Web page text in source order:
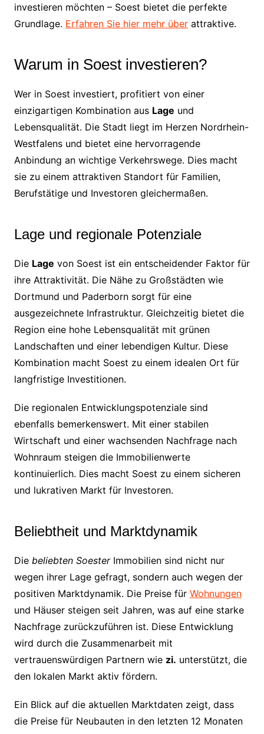
investieren möchten – Soest bietet die perfekte
Grundlage. Erfahren Sie hier mehr überattraktive.
Warum in Soest investieren?
Wer in Soest investiert, profitiert von einer
einzigartigen Kombination aus Lage und
Lebensqualität. Die Stadt liegt im Herzen Nordrhein-
Westfalens und bietet eine hervorragende
Anbindung an wichtige Verkehrswege. Dies macht
sie zu einem attraktiven Standort für Familien,
Berufstätige und Investoren gleichermaßen.
Lage und regionale Potenziale
Die Lage von Soest ist ein entscheidender Faktor für
ihre Attraktivität. Die Nähe zu Großstädten wie
Dortmund und Paderborn sorgt für eine
ausgezeichnete Infrastruktur. Gleichzeitig bietet die
Region eine hohe Lebensqualität mit grünen
Landschaften und einer lebendigen Kultur. Diese
Kombination macht Soest zu einem idealen Ort für
langfristige Investitionen.
Die regionalen Entwicklungspotenziale sind
ebenfalls bemerkenswert. Mit einer stabilen
Wirtschaft und einer wachsenden Nachfrage nach
Wohnraum steigen die Immobilienwerte
kontinuierlich. Dies macht Soest zu einem sicheren
und lukrativen Markt für Investoren.
Beliebtheit und Marktdynamik
Die beliebten SoesterImmobilien sind nicht nur
wegen ihrer Lage gefragt, sondern auch wegen der
positiven Marktdynamik. Die Preise für Wohnungen
und Häuser steigen seit Jahren, was auf eine starke
Nachfrage zurückzuführen ist. Diese Entwicklung
wird durch die Zusammenarbeit mit
vertrauenswürdigen Partnern wie zi. unterstützt, die
den lokalen Markt aktiv fördern.
Ein Blick auf die aktuellen Marktdaten zeigt, dass
die Preise für Neubauten in den letzten 12 Monaten